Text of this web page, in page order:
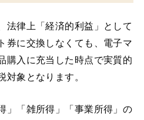
法律上「経済的利益」として
券に交換しなくても、電子マ
購入に充当した時点で実質的
対象となります。
」「雑所得」「事業所得」の